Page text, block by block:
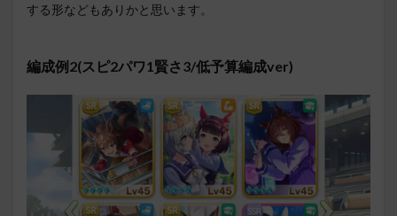
する形などもありかと思います。
編成例2(スピ2パワ1賢さ3/低予算編成ver)